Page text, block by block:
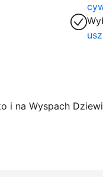
i na Wyspach